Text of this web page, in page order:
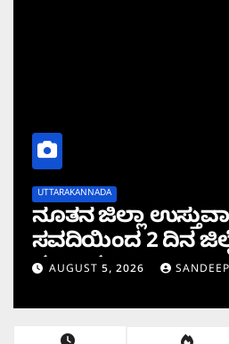
UTTARAKANNADA
ನೂತನ ಜಿಲ್ಲಾ
ಸವದಿಯಿಂದ 2 ದಿನ
ಸಂಚಾರ
AUGUST 5, 2026